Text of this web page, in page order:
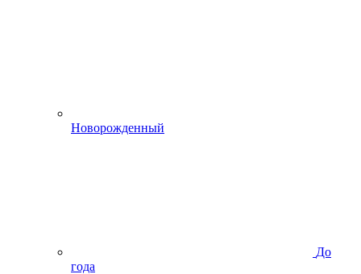
Новорожденный
До
года